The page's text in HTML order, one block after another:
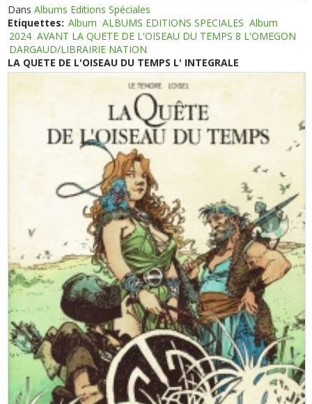
DansAlbums Editions Spéciales
Etiquettes: Album ALBUMS EDITIONS SPECIALES Album
2024 AVANT LA QUETE DE L'OISEAU DU TEMPS 8 L'OMEGON
DARGAUD/LIBRAIRIE NATION
LA QUETE DE L'OISEAU DU TEMPS L' INTEGRALE